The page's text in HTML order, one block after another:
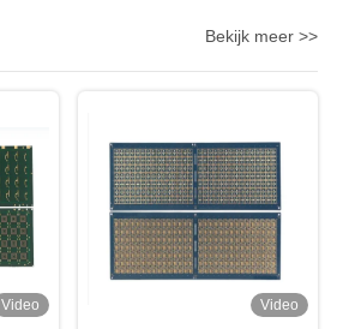
Bekijk meer >>
Video
Video